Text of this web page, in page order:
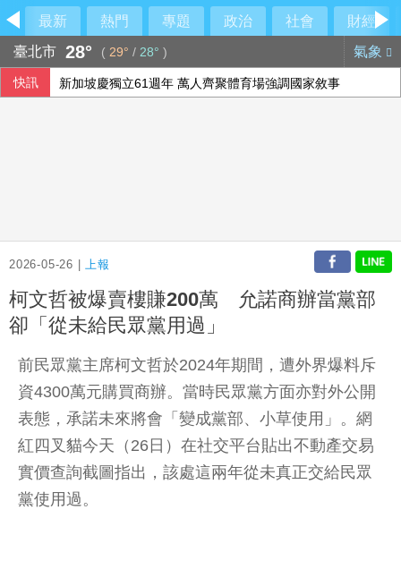
最新 熱門 專題 政治 社會
財經
臺北市 28° ( 29° / 28° ) 氣象
快訊 新加坡慶獨立61週年 萬人齊聚體育場強調國家敘事
2026-05-26 |上報
柯文哲被爆賣樓賺200萬 允諾商辦當黨部
卻「從未給民眾黨用過」
前民眾黨主席柯文哲於2024年期間，遭外界爆料斥
資4300萬元購買商辦。當時民眾黨方面亦對外公開
表態，承諾未來將會「變成黨部、小草使用」。網
紅四叉貓今天（26日）在社交平台貼出不動產交易
實價查詢截圖指出，該處這兩年從未真正交給民眾
黨使用過。